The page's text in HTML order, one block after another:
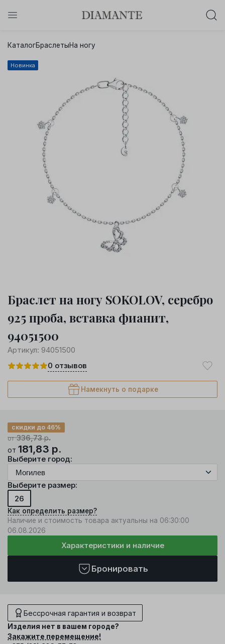
Осталось:
Хочу!
КаталогБраслетыНа ногу
Новинка
Браслет на ногу SOKOLOV, серебро
925 проба, вставка фианит,
94051500
Артикул: 94051500
0 отзывов
Намекнуть о подарке
от336,73р.
скидки до 46%
от 181,83 р.
Выберите город:
Выберите размер:
26
Как определить размер?
Наличие и стоимость товара актуальны на 06:30:00
06.08.2026
Характеристики и наличие
Бронировать
Бессрочная гарантия и возврат
Изделия нет в вашем городе?
Закажите перемещение!